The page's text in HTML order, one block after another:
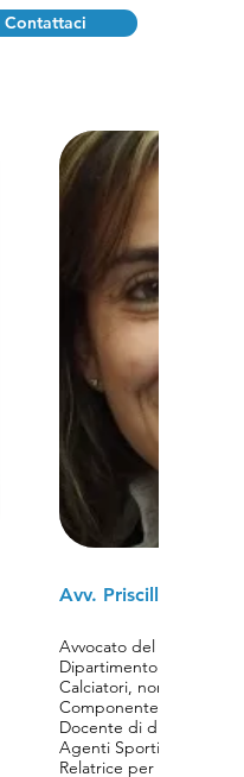
Contattaci
Avv. Priscilla
Avvocato del Foro di
Dipartimento Dilettanti e
Calciatori, nonché
Componente della
Docente di diritto
Agenti Sportivi - Scuola
Relatrice per la